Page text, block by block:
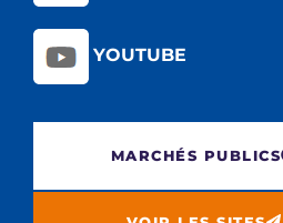
YOUTUBE
MARCHÉS PUBLICS